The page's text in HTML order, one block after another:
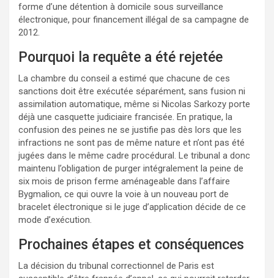
forme d’une détention à domicile sous surveillance
électronique, pour financement illégal de sa campagne de
2012.
Pourquoi la requête a été rejetée
La chambre du conseil a estimé que chacune de ces
sanctions doit être exécutée séparément, sans fusion ni
assimilation automatique, même si Nicolas Sarkozy porte
déjà une casquette judiciaire francisée. En pratique, la
confusion des peines ne se justifie pas dès lors que les
infractions ne sont pas de même nature et n’ont pas été
jugées dans le même cadre procédural. Le tribunal a donc
maintenu l’obligation de purger intégralement la peine de
six mois de prison ferme aménageable dans l’affaire
Bygmalion, ce qui ouvre la voie à un nouveau port de
bracelet électronique si le juge d’application décide de ce
mode d’exécution.
Prochaines étapes et conséquences
La décision du tribunal correctionnel de Paris est